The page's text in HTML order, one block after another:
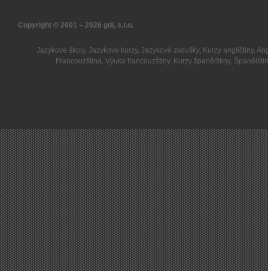
Copyright © 2001 – 2026 gdi, s.r.o.
Jazykové školy, Jazykové kurzy, Jazykové zkoušky, Kurzy angličtiny,
Francouzština,Výuka francouzštiny, Kurzy španělštiny,